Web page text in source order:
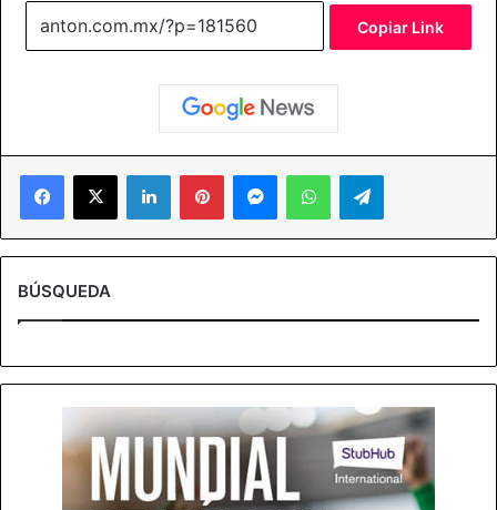
Copiar Link
Facebook
X LinkedInPinterestMessengerWhatsAppTelegram
BÚSQUEDA